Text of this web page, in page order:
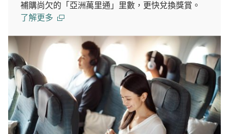
補購尚欠的「亞洲萬里通」里數，更快兌換獎賞。
了解更多